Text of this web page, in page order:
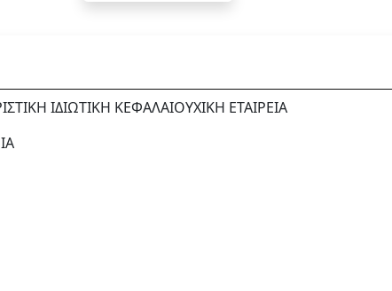
ΙΔΙΩΤΙΚΗ ΚΕΦΑΛΑΙΟΥΧΙΚΗ ΕΤΑΙΡΕΙΑ